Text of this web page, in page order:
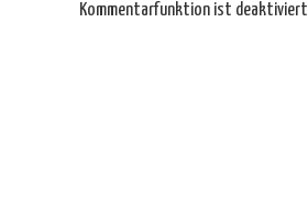
Kommentarfunktion ist deaktiviert